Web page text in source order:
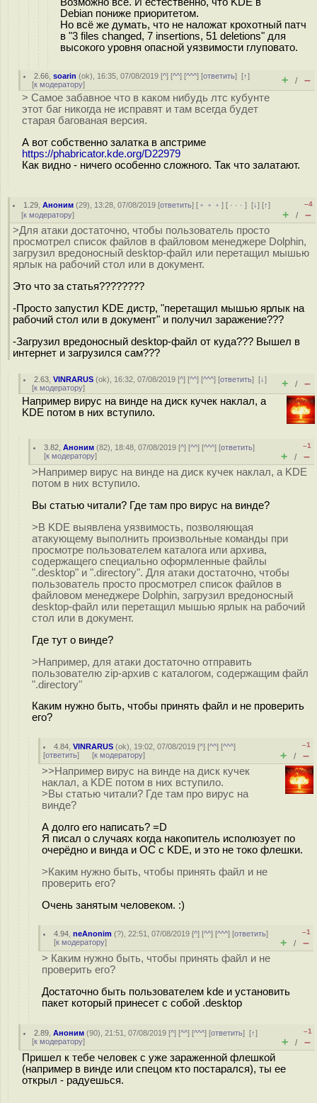
Debian пониже приоритетом.
Но всё же думать, что не наложат крохотный патч
в "3 files changed, 7 insertions, 51 deletions" для
высокого уровня опасной уязвимости глуповато.
2.66 ,soarin (ok), 16:35, 07/08/2019 [^] [^^] [^^^] [ответить][↑]
[к модератору] + / –
> Самое забавное что в каком нибудь лтс кубунте
этот баг никогда не исправят и там всегда будет
старая багованая версия.
А вот собственно залатка в апстриме
https://phabricator.kde.org/D22979
Как видно - ничего особенно сложного. Так что залатают.
1.29 ,Аноним (29), 13:28, 07/08/2019 [ответить] [ ﹢﹢﹢] [ · · ·][↓] [↑]
[к модератору]
–4
+ / –
>Для атаки достаточно, чтобы пользователь просто
просмотрел список файлов в файловом менеджере Dolphin,
загрузил вредоносный desktop-файл или перетащил мышью
ярлык на рабочий стол или в документ.
Это что за статья????????
-Просто запустил KDE дистр, "перетащил мышью ярлык на
рабочий стол или в документ" и получил заражение???
-Загрузил вредоносный desktop-файл от куда??? Вышел в
интернет и загрузился сам???
2.63 ,VINRARUS (ok), 16:32, 07/08/2019 [^] [^^] [^^^] [ответить][↓]
[к модератору] + / –
Например вирус на винде на диск кучек наклал, а
KDE потом в них вступило.
3.82 ,Аноним (82), 18:48, 07/08/2019 [^] [^^] [^^^] [ответить]
[к модератору]
–1
+ / –
>Например вирус на винде на диск кучек наклал, а KDE
потом в них вступило.
Вы статью читали? Где там про вирус на винде?
>В KDE выявлена уязвимость, позволяющая
атакующему выполнить произвольные команды при
просмотре пользователем каталога или архива,
содержащего специально оформленные файлы
".desktop" и ".directory". Для атаки достаточно, чтобы
пользователь просто просмотрел список файлов в
файловом менеджере Dolphin, загрузил вредоносный
desktop-файл или перетащил мышью ярлык на рабочий
стол или в документ.
Где тут о винде?
>Например, для атаки достаточно отправить
пользователю zip-архив с каталогом, содержащим файл
".directory"
Каким нужно быть, чтобы принять файл и не проверить
его?
4.84 ,VINRARUS (ok), 19:02, 07/08/2019 [^] [^^] [^^^]
[ответить] [к модератору]
–1
+ / –
>>Например вирус на винде на диск кучек
наклал, а KDE потом в них вступило.
>Вы статью читали? Где там про вирус на
винде?
А долго его написать? =D
Я писал о случаях когда накопитель исполюзует по
очерёдно и винда и ОС с KDE, и это не токо флешки.
>Каким нужно быть, чтобы принять файл и не
проверить его?
Очень занятым человеком. :)
4.94 ,neAnonim (?), 22:51, 07/08/2019 [^] [^^] [^^^] [ответить]
[к модератору]
–1
+ / –
> Каким нужно быть, чтобы принять файл и не
проверить его?
Достаточно быть пользователем kde и установить
пакет который принесет с собой .desktop
2.89 ,Аноним (90), 21:51, 07/08/2019 [^] [^^] [^^^] [ответить][↑]
[к модератору]
–1
+ / –
Пришел к тебе человек с уже зараженной флешкой
(например в винде или спецом кто постарался), ты ее
открыл - радуешься.